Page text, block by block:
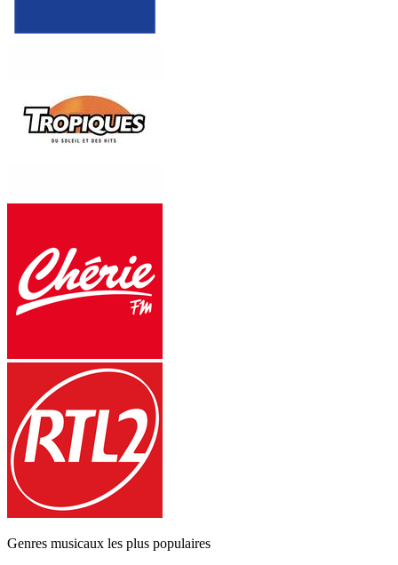
Genres musicaux les plus populaires